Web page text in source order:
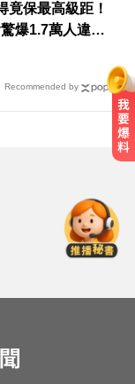
竟保最高級距！
爆1.7萬人違規
Recommended by
！10